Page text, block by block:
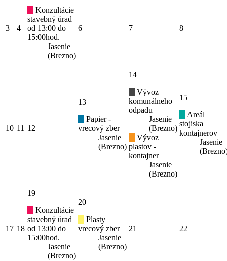
3 4
Konzultácie
stavebný úrad
od 13:00 do
15:00hod.
Jasenie
(Brezno)
6 7 8
10 11 12
13
Papier -
vrecový zber
Jasenie
(Brezno)
14
Vývoz
komunálneho
odpadu
Jasenie
(Brezno)
Vývoz
plastov -
kontajner
Jasenie
(Brezno)
15
Areál
stojiska
kontajnerov
Jasenie
17 18
19
Konzultácie
stavebný úrad
od 13:00 do
15:00hod.
Jasenie
(Brezno)
20
Plasty
vrecový zber
Jasenie
(Brezno)
21 22